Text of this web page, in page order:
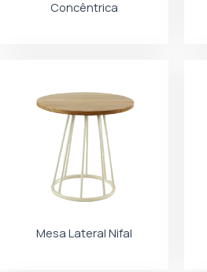
Concêntrica
Mesa Lateral Nifal